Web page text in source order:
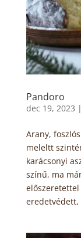
Pandoro
dec 19, 2023 |
Arany,
meleltt
karácsonyi
színű, ma
eredetvédett,